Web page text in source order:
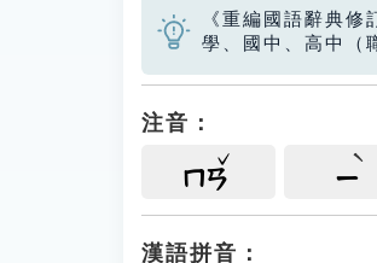
《重編國語辭典
學、國中、高中（
注音：
ㄇㄢ ㄧ
漢語拼音：